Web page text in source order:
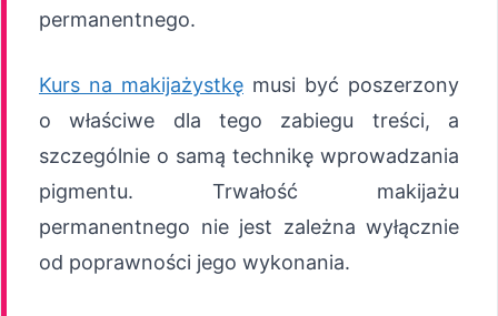
permanentnego.
Kurs na makijażystkę musi być poszerzony
o właściwe dla tego zabiegu treści, a
szczególnie o samą technikę wprowadzania
pigmentu. Trwałość makijażu
permanentnego nie jest zależna wyłącznie
od poprawności jego wykonania.